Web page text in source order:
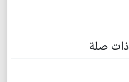
ذات صلة